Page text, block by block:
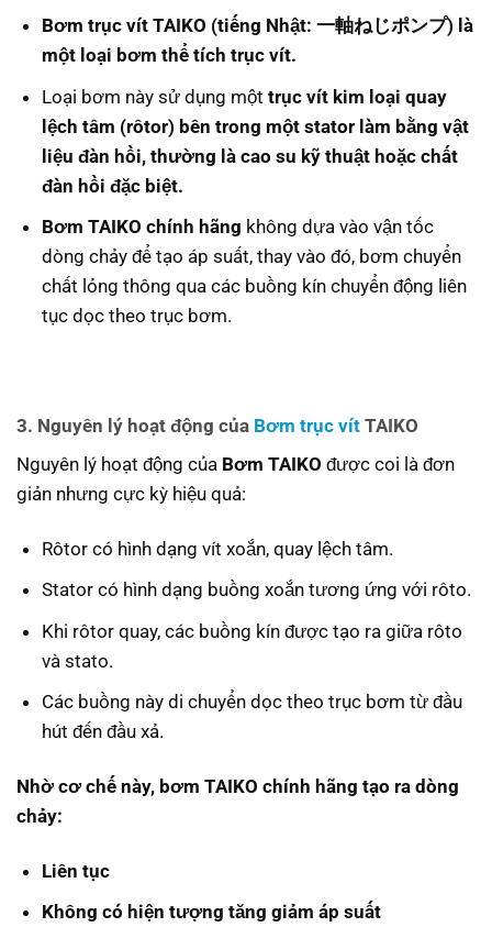
Bơm trục vít TAIKO (tiếng Nhật: 一軸ねじポンプ) là
một loại bơm thể tích trục vít.
Loại bơm này sử dụng một trục vít kim loại quay
lệch tâm (rôtor) bên trong một stator làm bằng vật
liệu đàn hồi, thường là cao su kỹ thuật hoặc chất
đàn hồi đặc biệt.
Bơm TAIKO chính hãng không dựa vào vận tốc
dòng chảy để tạo áp suất, thay vào đó, bơm chuyển
chất lỏng thông qua các buồng kín chuyển động liên
tục dọc theo trục bơm.
3. Nguyên lý hoạt động của Bơm trục vít TAIKO
Nguyên lý hoạt động của Bơm TAIKO được coi là đơn
giản nhưng cực kỳ hiệu quả:
Rôtor có hình dạng vít xoắn, quay lệch tâm.
Stator có hình dạng buồng xoắn tương ứng với rôto.
Khi rôtor quay, các buồng kín được tạo ra giữa rôto
và stato.
Các buồng này di chuyển dọc theo trục bơm từ đầu
hút đến đầu xả.
Nhờ cơ chế này, bơm TAIKO chính hãng tạo ra dòng
chảy:
Liên tục
Không có hiện tượng tăng giảm áp suất